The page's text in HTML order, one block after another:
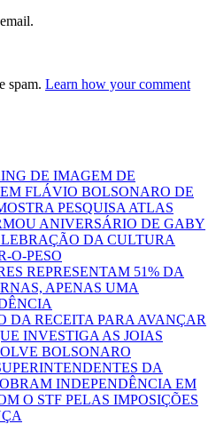
spam. Learn how your comment
DE IMAGEM DE
FLÁVIO BOLSONARO DE
PESQUISA ATLAS
ANIVERSÁRIO DE GABY
DA CULTURA
O-PESO
REPRESENTAM 51% DA
APENAS UMA
DA RECEITA PARA AVANÇAR
INVESTIGA AS JOIAS
BOLSONARO
DA
INDEPENDÊNCIA EM
O STF PELAS IMPOSIÇÕES